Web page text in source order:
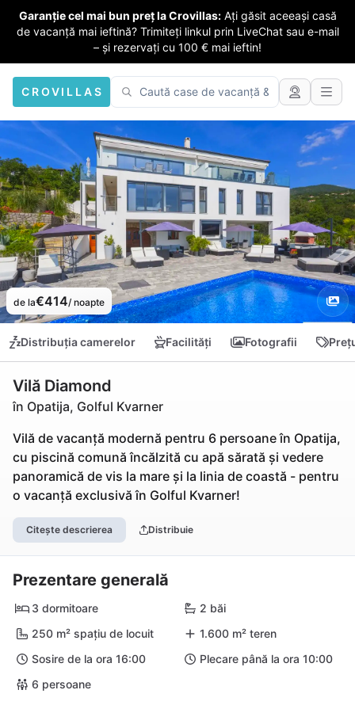
Garanție cel mai bun preț la Crovillas: Ați găsit aceeași casă
de vacanță mai ieftină? Trimiteți linkul prin LiveChat sau e-mail
– și rezervați cu 100 € mai ieftin!
CROVILLAS
de la€414/ noapte
Distribuția camerelor Facilități Fotografii
Vilă Diamond
în Opatija, Golful Kvarner
Vilă de vacanță modernă pentru 6 persoane în Opatija,
cu piscină comună încălzită cu apă sărată și vedere
panoramică de vis la mare și la linia de coastă - pentru
o vacanță exclusivă în Golful Kvarner!
Citește descrierea Distribuie
Prezentare generală
3 dormitoare
2 băi
250 m² spațiu de locuit
1.600 m² teren
Sosire de la ora 16:00
Plecare până la ora 10:00
6 persoane